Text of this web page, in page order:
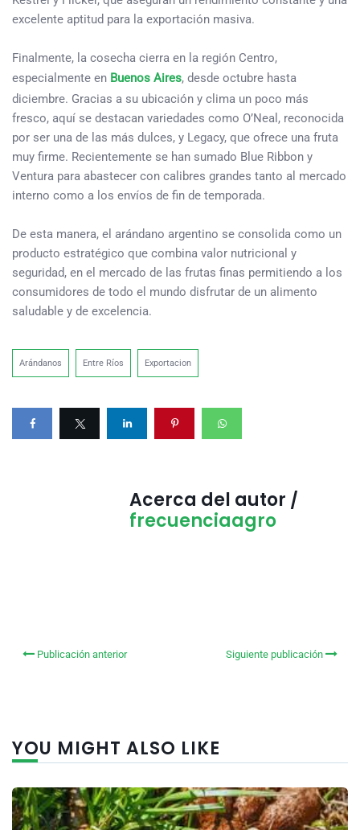
excelente aptitud para la exportación masiva.
Finalmente, la cosecha cierra en la región Centro,
especialmente en Buenos Aires, desde octubre hasta
diciembre. Gracias a su ubicación y clima un poco más
fresco, aquí se destacan variedades como O’Neal, reconocida
por ser una de las más dulces, y Legacy, que ofrece una fruta
muy firme. Recientemente se han sumado Blue Ribbon y
Ventura para abastecer con calibres grandes tanto al mercado
interno como a los envíos de fin de temporada.
De esta manera, el arándano argentino se consolida como un
producto estratégico que combina valor nutricional y
seguridad, en el mercado de las frutas finas permitiendo a los
consumidores de todo el mundo disfrutar de un alimento
saludable y de excelencia.
Arándanos Entre Ríos Exportacion
Acerca del autor /
frecuenciaagro
Publicación anterior Siguiente publicación
YOU MIGHT ALSO LIKE